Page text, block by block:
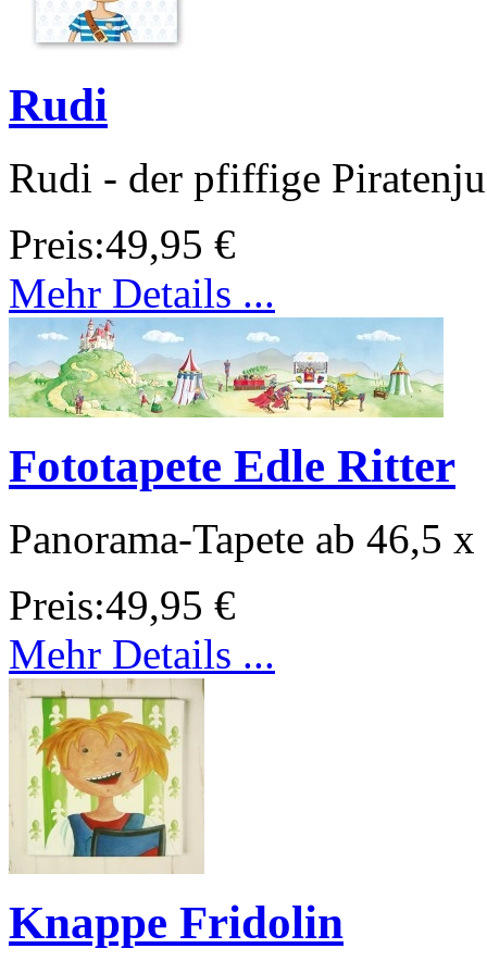
Rudi
Rudi - der pfiffige
Preis:49,95 €
Mehr Details ...
Fototapete Edle Ritter
Panorama-Tapete ab 46,5
Preis:49,95 €
Mehr Details ...
Knappe Fridolin